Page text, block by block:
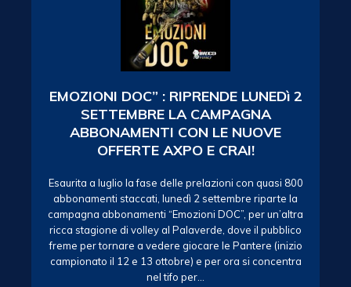
EMOZIONI DOC” : RIPRENDE LUNEDì 2
SETTEMBRE LA CAMPAGNA
ABBONAMENTI CON LE NUOVE
OFFERTE AXPO E CRAI!
Esaurita a luglio la fase delle prelazioni con quasi 800
abbonamenti staccati, lunedì 2 settembre riparte la
campagna abbonamenti “Emozioni DOC”, per un’altra
ricca stagione di volley al Palaverde, dove il pubblico
freme per tornare a vedere giocare le Pantere (inizio
campionato il 12 e 13 ottobre) e per ora si concentra
nel tifo per…